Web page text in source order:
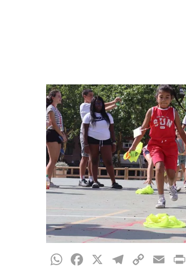
Hit enter to search or ESC to close
WhatsApp
Facebook
X
Copy